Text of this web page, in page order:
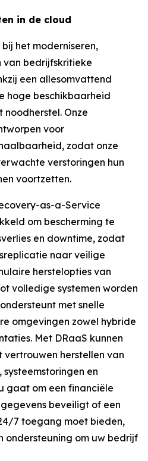
in de cloud
het moderniseren,
van bedrijfskritieke
een allesomvattend
hoge beschikbaarheid
noodherstel. Onze
voor
zodat onze
verstoringen hun
voortzetten.
as-a-Service
om bescherming te
en downtime, zodat
naar veilige
herstelopties van
volledige systemen worden
met snelle
omgevingen zowel hybride
Met DRaaS kunnen
vertrouwen herstellen van
en
gaat om een financiële
beveiligt of een
7 toegang moet bieden,
ondersteuning om uw bedrijf